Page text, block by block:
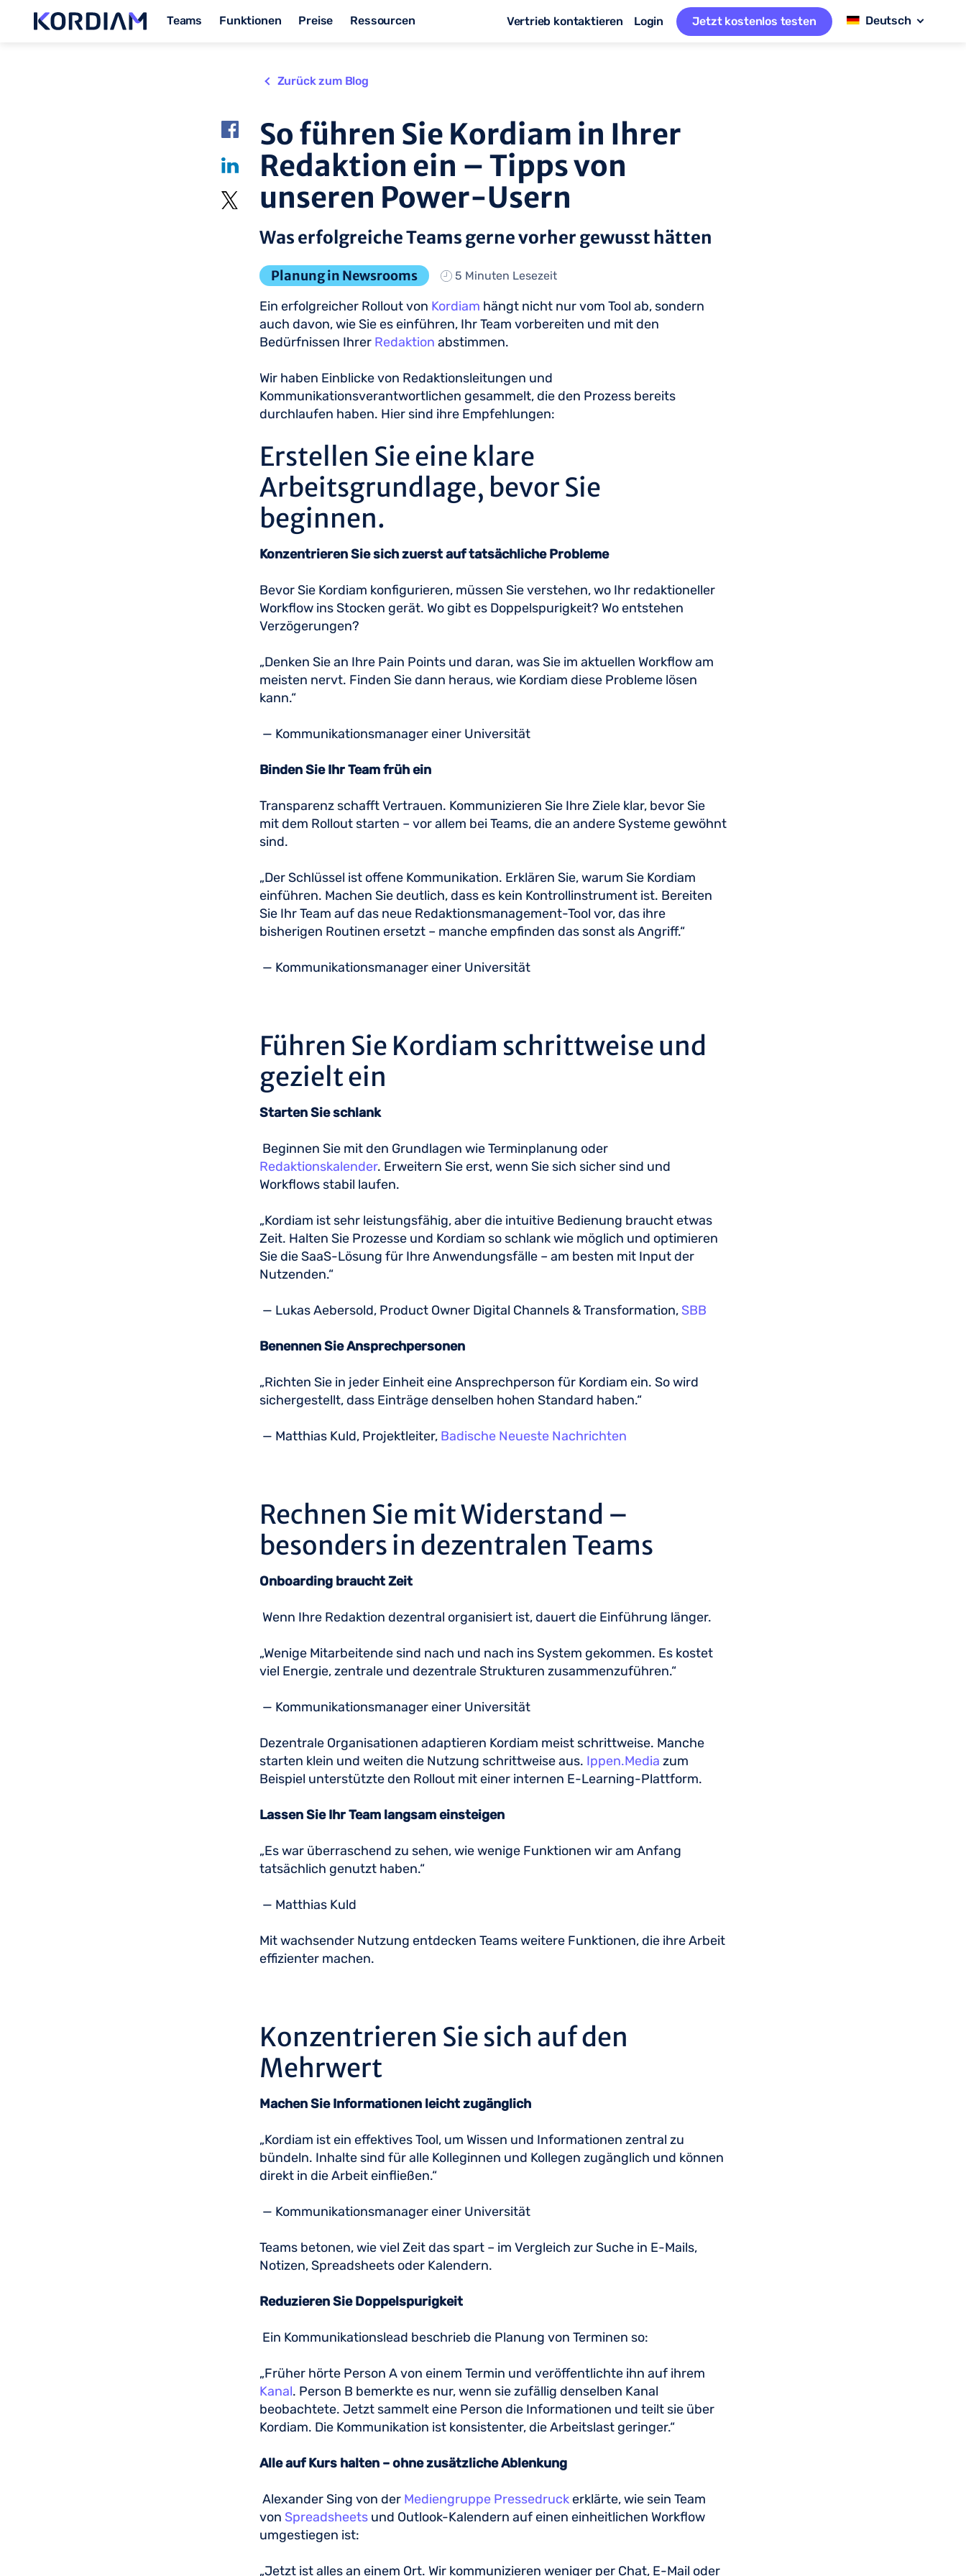
Teams Funktionen Preise Ressourcen Vertrieb kontaktieren Login Jetzt kostenlos testen
Zurück zum Blog
So führen Sie Kordiam in Ihrer
Redaktion ein – Tipps von
unseren Power-Usern
Was erfolgreiche Teams gerne vorher gewusst hätten
Planung in Newsrooms 5 Minuten Lesezeit
Ein erfolgreicher Rollout von Kordiam hängt nicht nur vom Tool ab, sondern
auch davon, wie Sie es einführen, Ihr Team vorbereiten und mit den
Bedürfnissen Ihrer Redaktion abstimmen.
Wir haben Einblicke von Redaktionsleitungen und
Kommunikationsverantwortlichen gesammelt, die den Prozess bereits
durchlaufen haben. Hier sind ihre Empfehlungen:
Erstellen Sie eine klare
Arbeitsgrundlage, bevor Sie
beginnen.
Konzentrieren Sie sich zuerst auf tatsächliche Probleme
Bevor Sie Kordiam konfigurieren, müssen Sie verstehen, wo Ihr redaktioneller
Workflow ins Stocken gerät. Wo gibt es Doppelspurigkeit? Wo entstehen
Verzögerungen?
„Denken Sie an Ihre Pain Points und daran, was Sie im aktuellen Workflow am
meisten nervt. Finden Sie dann heraus, wie Kordiam diese Probleme lösen
kann.“
— Kommunikationsmanager einer Universität
Binden Sie Ihr Team früh ein
Transparenz schafft Vertrauen. Kommunizieren Sie Ihre Ziele klar, bevor Sie
mit dem Rollout starten – vor allem bei Teams, die an andere Systeme gewöhnt
sind.
„Der Schlüssel ist offene Kommunikation. Erklären Sie, warum Sie Kordiam
einführen. Machen Sie deutlich, dass es kein Kontrollinstrument ist. Bereiten
Sie Ihr Team auf das neue Redaktionsmanagement-Tool vor, das ihre
bisherigen Routinen ersetzt – manche empfinden das sonst als Angriff.“
— Kommunikationsmanager einer Universität
Führen Sie Kordiam schrittweise und
gezielt ein
Starten Sie schlank
Beginnen Sie mit den Grundlagen wie Terminplanung oder
Redaktionskalender. Erweitern Sie erst, wenn Sie sich sicher sind und
Workflows stabil laufen.
„Kordiam ist sehr leistungsfähig, aber die intuitive Bedienung braucht etwas
Zeit. Halten Sie Prozesse und Kordiam so schlank wie möglich und optimieren
Sie die SaaS-Lösung für Ihre Anwendungsfälle – am besten mit Input der
Nutzenden.“
— Lukas Aebersold, Product Owner Digital Channels & Transformation, SBB
Benennen Sie Ansprechpersonen
„Richten Sie in jeder Einheit eine Ansprechperson für Kordiam ein. So wird
sichergestellt, dass Einträge denselben hohen Standard haben.“
— Matthias Kuld, Projektleiter, Badische Neueste Nachrichten
Rechnen Sie mit Widerstand –
besonders in dezentralen Teams
Onboarding braucht Zeit
Wenn Ihre Redaktion dezentral organisiert ist, dauert die Einführung länger.
„Wenige Mitarbeitende sind nach und nach ins System gekommen. Es kostet
viel Energie, zentrale und dezentrale Strukturen zusammenzuführen.“
— Kommunikationsmanager einer Universität
Dezentrale Organisationen adaptieren Kordiam meist schrittweise. Manche
starten klein und weiten die Nutzung schrittweise aus. Ippen.Media zum
Beispiel unterstützte den Rollout mit einer internen E-Learning-Plattform.
Lassen Sie Ihr Team langsam einsteigen
„Es war überraschend zu sehen, wie wenige Funktionen wir am Anfang
tatsächlich genutzt haben.“
— Matthias Kuld
Mit wachsender Nutzung entdecken Teams weitere Funktionen, die ihre Arbeit
effizienter machen.
Konzentrieren Sie sich auf den
Mehrwert
Machen Sie Informationen leicht zugänglich
„Kordiam ist ein effektives Tool, um Wissen und Informationen zentral zu
bündeln. Inhalte sind für alle Kolleginnen und Kollegen zugänglich und können
direkt in die Arbeit einfließen.“
— Kommunikationsmanager einer Universität
Teams betonen, wie viel Zeit das spart – im Vergleich zur Suche in E-Mails,
Notizen, Spreadsheets oder Kalendern.
Reduzieren Sie Doppelspurigkeit
Ein Kommunikationslead beschrieb die Planung von Terminen so:
„Früher hörte Person A von einem Termin und veröffentlichte ihn auf ihrem
Kanal. Person B bemerkte es nur, wenn sie zufällig denselben Kanal
beobachtete. Jetzt sammelt eine Person die Informationen und teilt sie über
Kordiam. Die Kommunikation ist konsistenter, die Arbeitslast geringer.“
Alle auf Kurs halten – ohne zusätzliche Ablenkung
Alexander Sing von der Mediengruppe Pressedruckerklärte, wie sein Team
von Spreadsheetsund Outlook-Kalendern auf einen einheitlichen Workflow
umgestiegen ist:
„Jetzt ist alles an einem Ort. Wir kommunizieren weniger per Chat, E-Mail oder